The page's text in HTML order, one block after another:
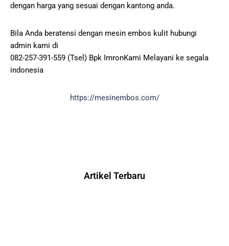
dengan harga yang sesuai dengan kantong anda.
Bila Anda beratensi dengan mesin embos kulit hubungi
admin kami di
082-257-391-559 (Tsel) Bpk ImronKami Melayani ke segala
indonesia
https://mesinembos.com/
Artikel Terbaru